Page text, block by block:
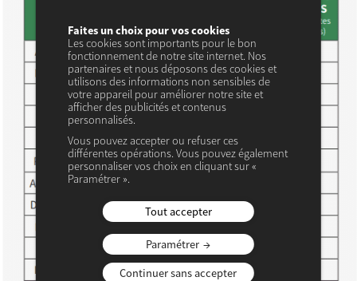
Faites un choix pour vos cookies
Les cookies sont importants pour le bon
fonctionnement de notre site internet. Nos
partenaires et nous déposons des cookies et
utilisons des informations non sensibles de
votre appareil pour améliorer notre site et
afficher des publicités et contenus
personnalisés.
Vous pouvez accepter ou refuser ces
différentes opérations. Vous pouvez également
personnaliser vos choix en cliquant sur «
Paramétrer ».
Tout accepter
Paramétrer
Continuer sans accepter